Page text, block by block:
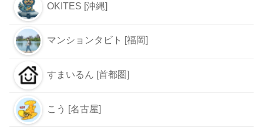
OKITES [沖縄]
マンションタビト [福岡]
すまいるん [首都圏]
こう [名古屋]